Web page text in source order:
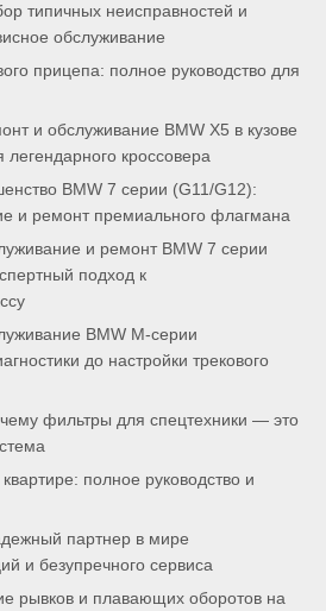
типичных неисправностей и
обслуживание
прицепа: полное руководство для
и обслуживание BMW X5 в кузове
легендарного кроссовера
BMW 7 серии (G11/G12):
и ремонт премиального флагмана
и ремонт BMW 7 серии
подход к
BMW M-серии
до настройки трекового
фильтры для спецтехники — это
полное руководство и
партнер в мире
и безупречного сервиса
рывков и плавающих оборотов на